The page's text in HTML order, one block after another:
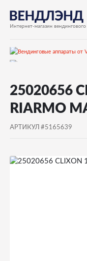
Интернет-магазин
Запчасти для вендинговых
25020656
RIARMO
АРТИКУЛ #5165639